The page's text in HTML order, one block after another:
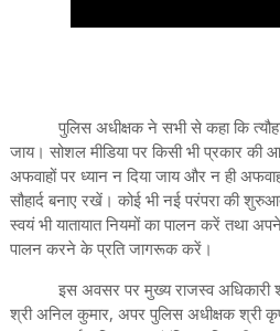
पुलिस अधीक्षक ने सभी से कहा कि त्यौहार
जाय। सोशल मीडिया पर किसी भी प्रकार की
अफवाहों पर ध्यान न दिया जाय और न ही
सौहार्द बनाए रखें। कोई भी नई परंपरा की
स्वयं भी यातायात नियमों का पालन करें तथा
पालन करने के प्रति जागरूक करें।
इस अवसर पर मुख्य राजस्व अधिकारी
श्री अनिल कुमार, अपर पुलिस अधीक्षक श्री